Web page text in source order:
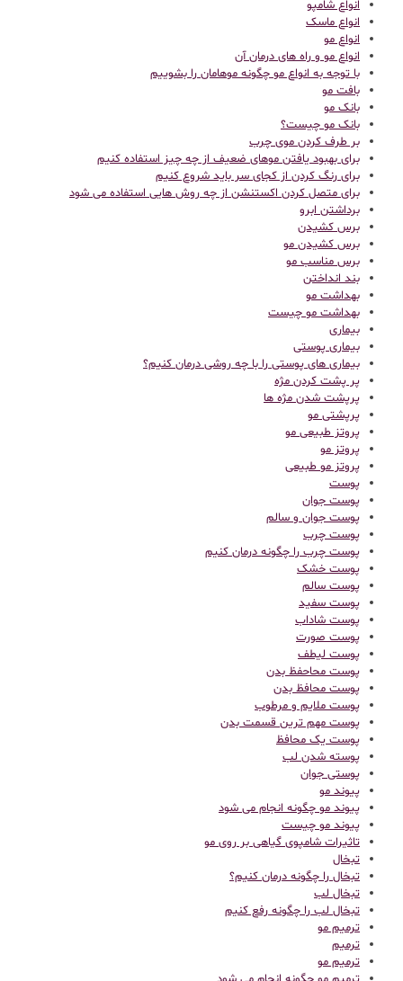
انواع شامپو
انواع ماسک
انواع مو
انواع مو و راه های درمان آن
با توجه به انواع مو چگونه موهامان را بشوییم
بافت مو
بانک مو
بانک مو چیست؟
بر طرف کردن موی چرب
برای بهبود یافتن موهای ضعیف از چه چیز استفاده کنیم
برای رنگ کردن از کجای سر باید شروع کنیم
برای متصل کردن اکستنشن از چه روش هایی استفاده می شود
برداشتن ابرو
برس کشیدن
برس کشیدن مو
برس مناسب مو
بند انداختن
بهداشت مو
بهداشت مو چیست
بیماری
بیماری پوستی
بیماری های پوستی را با چه روشی درمان کنیم؟
پر پشت کردن مژه
پرپشت شدن مژه ها
پرپشتی مو
پروتز طبیعی مو
پروتز مو
پروتز مو طبیعی
پوست
پوست جوان
پوست جوان و سالم
پوست چرب
پوست چرب را چگونه درمان کنیم
پوست خشک
پوست سالم
پوست سفید
پوست شاداب
پوست صورت
پوست لیطف
پوست محاحفظ بدن
پوست محافظ بدن
پوست ملایم و مرطوب
پوست مهم ترین قسمت بدن
پوست یک محافظ
پوسته شدن لب
پوستی جوان
پیوند مو
پیوند مو چگونه انجام می شود
پیوند مو چیست
تاثیرات شامپوی گیاهی بر روی مو
تبخال
تبخال را چگونه درمان کنیم؟
تبخال لب
تبخال لب را چگونه رفع کنیم
ترميم مو
ترمیم
ترمیم مو